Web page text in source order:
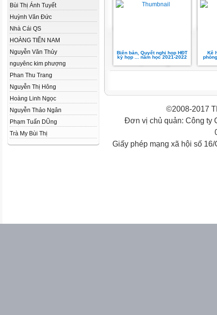
Bùi Thị Ánh Tuyết
Huỳnh Văn Đức
Nhà Cái QS
HOÀNG TIẾN NAM
Nguyễn Văn Thủy
nguyênc kim phượng
Phan Thu Trang
Nguyễn Thị Hông
Hoàng Linh Ngọc
Nguyễn Thảo Ngân
Phạm Tuấn DŨng
Trà My Bùi Thị
Biên bản, Quyết nghị họp HĐT
kỳ họp ... năm học 2021-2022
Kê
©2008-2017
Đơn vị chủ quản: Công ty
Giấy phép mạng xã hội số